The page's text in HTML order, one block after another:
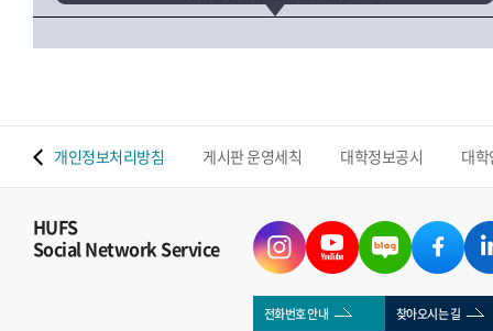
개인정보처리방침 게시판 운영세칙 대학정보공시 대
HUFS
Social Network Service
전화번호 안내 찾아오시는 길